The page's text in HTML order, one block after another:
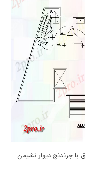
با جرندنج دیوار نشیمن